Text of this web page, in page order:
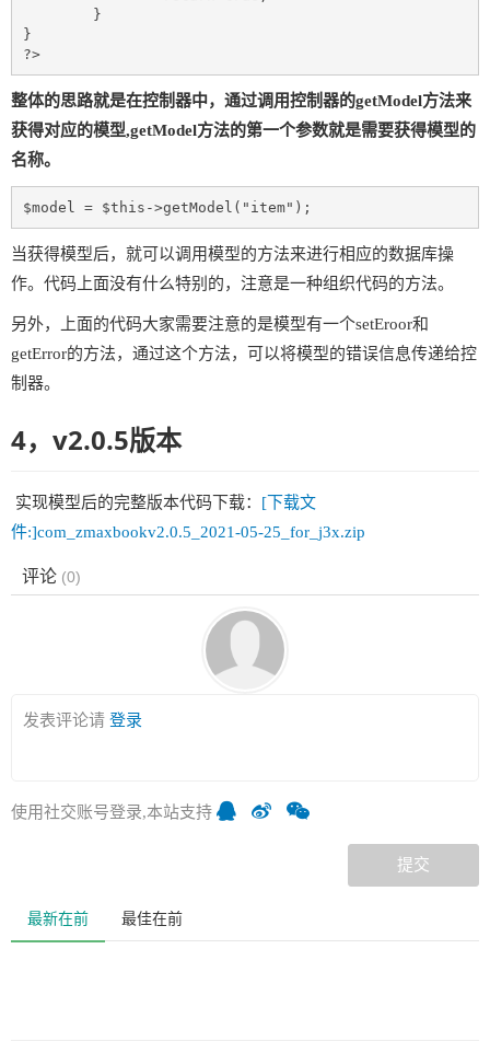
}
?>
整体的思路就是在控制器中，通过调用控制器的getModel方法来
获得对应的模型,getModel方法的第一个参数就是需要获得模型的
名称。
$model = $this->getModel("item");
当获得模型后，就可以调用模型的方法来进行相应的数据库操
作。代码上面没有什么特别的，注意是一种组织代码的方法。
另外，上面的代码大家需要注意的是模型有一个setEroor和
getError的方法，通过这个方法，可以将模型的错误信息传递给控
制器。
4，v2.0.5版本
实现模型后的完整版本代码下载： [下载文
件:]com_zmaxbookv2.0.5_2021-05-25_for_j3x.zip
评论 (0)
发表评论请 登录
使用社交账号登录,本站支持
提交
最新在前 最佳在前